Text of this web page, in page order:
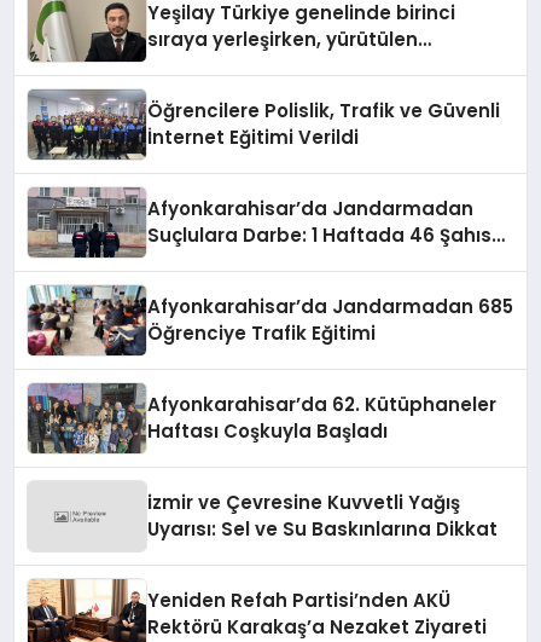
Yeşilay Türkiye genelinde birinci
sıraya yerleşirken, yürütülen
Öğrencilere Polislik, Trafik ve Güvenli
İnternet Eğitimi Verildi
Afyonkarahisar’da Jandarmadan
Suçlulara Darbe: 1 Haftada 46 Şahıs
Afyonkarahisar’da Jandarmadan 685
Öğrenciye Trafik Eğitimi
Afyonkarahisar’da 62. Kütüphaneler
Haftası Coşkuyla Başladı
izmir ve Çevresine Kuvvetli Yağış
Uyarısı: Sel ve Su Baskınlarına Dikkat
Yeniden Refah Partisi’nden AKÜ
Rektörü Karakaş’a Nezaket Ziyareti